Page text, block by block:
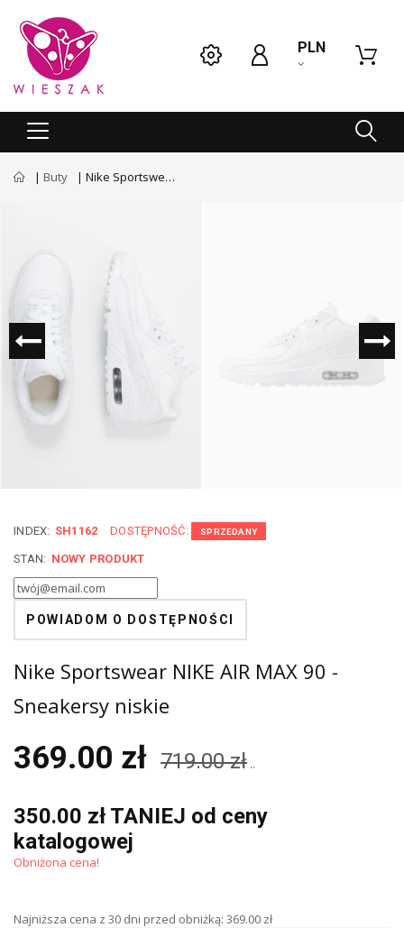
PLN
Buty Nike Sportswear NIKE AIR MAX 90 - Sneakersy niskie
INDEX: SH1162 DOSTĘPNOŚĆ: SPRZEDANY
STAN: NOWY PRODUKT
POWIADOM O DOSTĘPNOŚCI
Nike Sportswear NIKE AIR MAX 90 -
Sneakersy niskie
369.00 zł 719.00 zł ..
350.00 zł TANIEJ od ceny
katalogowej
Obniżona cena!
Najniższa cena z 30 dni przed obniżką: 369.00 zł